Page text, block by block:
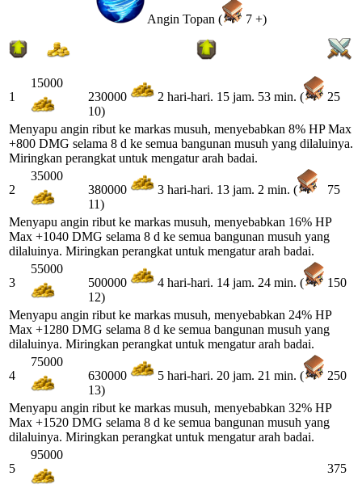
Angin Topan ( 7 +)
1
15000
230000
2 hari-hari. 15 jam. 53 min. (
10)
25
Menyapu angin ribut ke markas musuh, menyebabkan 8% HP Max
+800 DMG selama 8 d ke semua bangunan musuh yang dilaluinya.
Miringkan perangkat untuk mengatur arah badai.
2
35000
380000
3 hari-hari. 13 jam. 2 min. (
11)
75
Menyapu angin ribut ke markas musuh, menyebabkan 16% HP
Max +1040 DMG selama 8 d ke semua bangunan musuh yang
dilaluinya. Miringkan perangkat untuk mengatur arah badai.
3
55000
500000
4 hari-hari. 14 jam. 24 min. (
12)
150
Menyapu angin ribut ke markas musuh, menyebabkan 24% HP
Max +1280 DMG selama 8 d ke semua bangunan musuh yang
dilaluinya. Miringkan perangkat untuk mengatur arah badai.
4
75000
630000
5 hari-hari. 20 jam. 21 min. (
13)
250
Menyapu angin ribut ke markas musuh, menyebabkan 32% HP
Max +1520 DMG selama 8 d ke semua bangunan musuh yang
dilaluinya. Miringkan perangkat untuk mengatur arah badai.
5
95000
375